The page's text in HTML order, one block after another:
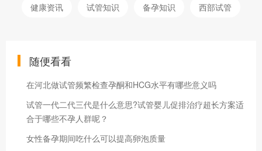
健康资讯 试管知识 备孕知识 西部试管
随便看看
在河北做试管频繁检查孕酮和HCG水平有哪些意义吗
试管一代二代三代是什么意思?试管婴儿促排治疗超长方案适
合于哪些不孕人群呢？
女性备孕期间吃什么可以提高卵泡质量